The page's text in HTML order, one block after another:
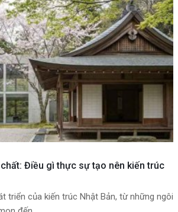
Điều gì thực sự tạo nên kiến trúc
triển của kiến trúc Nhật Bản, từ những ngôi